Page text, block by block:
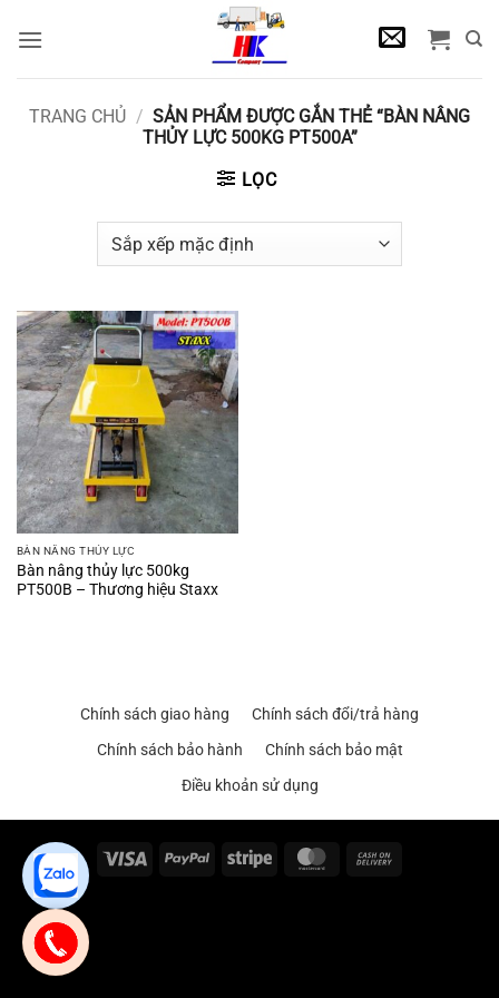
qua
TRANG CHỦ / SẢN PHẨM ĐƯỢC GẮN THẺ “BÀN NÂNG
THỦY LỰC 500KG PT500A”
LỌC
BÀN NÂNG THỦY LỰC
Bàn nâng thủy lực 500kg
PT500B – Thương hiệu Staxx
Chính sách giao hàng
Chính sách đổi/trả hàng
Chính sách bảo hành
Chính sách bảo mật
Điều khoản sử dụng
Visa PayPal Stripe MasterCard